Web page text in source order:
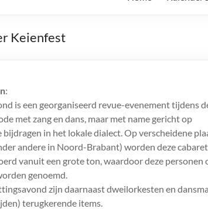
Keienfest
:
is een georganiseerd revue-evenement tijdens
met zang en dans, maar met name gericht op
in het lokale dialect. Op verscheidene
andere in Noord-Brabant) worden deze
vanuit een grote ton, waardoor deze personen
genoemd.
zijn daarnaast dweilorkesten en
terugkerende items.